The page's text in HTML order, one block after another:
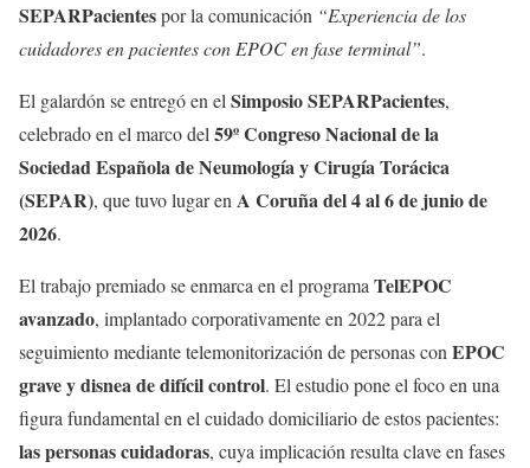
SEPARPacientespor la comunicación “Experiencia de los
cuidadores en pacientes con EPOC en fase terminal”.
El galardón se entregó en el Simposio SEPARPacientes,
celebrado en el marco del 59º Congreso Nacional de la
Sociedad Española de Neumología y Cirugía Torácica
(SEPAR), que tuvo lugar en A Coruña del 4 al 6 de junio de
2026.
El trabajo premiado se enmarca en el programa TelEPOC
avanzado, implantado corporativamente en 2022 para el
seguimiento mediante telemonitorización de personas con EPOC
grave y disnea de difícil control. El estudio pone el foco en una
figura fundamental en el cuidado domiciliario de estos pacientes:
las personas cuidadoras, cuya implicación resulta clave en fases